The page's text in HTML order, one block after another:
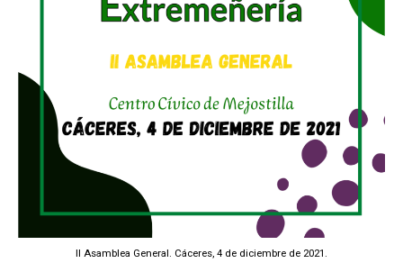
II Asamblea General. Cáceres, 4 de diciembre de 2021.